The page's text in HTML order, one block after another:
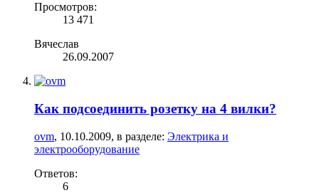
Просмотров:
13 471
Вячеслав
26.09.2007
Как подсоединить розетку на 4 вилки?
ovm, 10.10.2009, в разделе: Электрика и
электрооборудование
Ответов:
6